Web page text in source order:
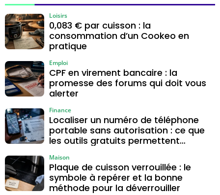
noir pour la phase
0,083 € par cuisson : la
consommation d’un Cookeo en
pratique
Loisirs
CPF en virement bancaire : la
promesse des forums qui doit vous
alerter
Emploi
Localiser un numéro de téléphone
portable sans autorisation : ce que
les outils gratuits permettent
Finance
Plaque de cuisson verrouillée : le
symbole à repérer et la bonne
méthode pour la déverrouiller
Maison